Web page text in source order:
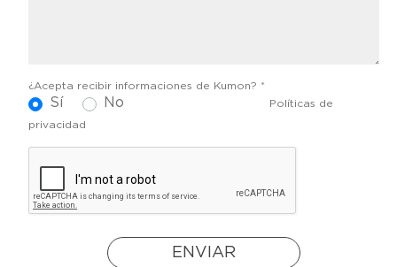
¿Acepta recibir informaciones de Kumon? *
Sí No
Políticas de
privacidad
ENVIAR